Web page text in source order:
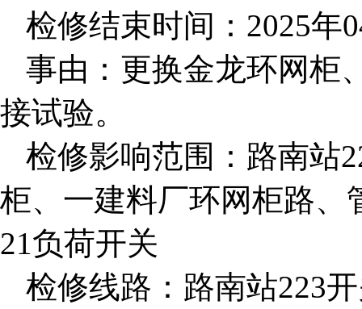
检修结束时间：2025年
事由：更换金龙环网柜
接试验。
检修影响范围：路南站
柜、一建料厂环网柜路、
21负荷开关
检修线路：路南站223